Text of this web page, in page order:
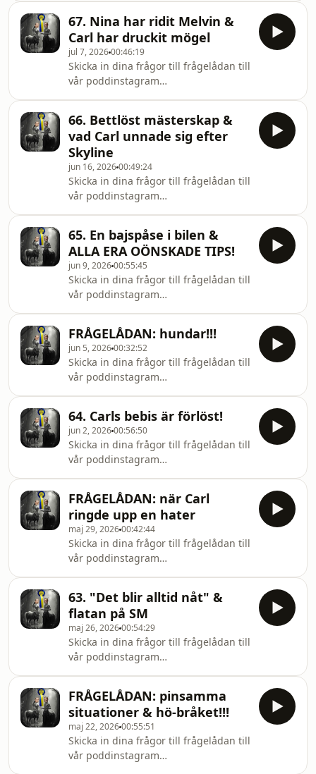
67. Nina har ridit Melvin &
Carl har druckit mögel
jul 7, 202600:46:19
Skicka in dina frågor till frågelådan till
vår poddinstagram
66. Bettlöst mästerskap &
vad Carl unnade sig efter
Skyline
jun 16, 202600:49:24
Skicka in dina frågor till frågelådan till
vår poddinstagram
65. En bajspåse i bilen &
ALLA ERA OÖNSKADE TIPS!
jun 9, 202600:55:45
Skicka in dina frågor till frågelådan till
vår poddinstagram
FRÅGELÅDAN: hundar!!!
jun 5, 202600:32:52
Skicka in dina frågor till frågelådan till
vår poddinstagram
64. Carls bebis är förlöst!
jun 2, 202600:56:50
Skicka in dina frågor till frågelådan till
vår poddinstagram
FRÅGELÅDAN: när Carl
ringde upp en hater
maj 29, 202600:42:44
Skicka in dina frågor till frågelådan till
vår poddinstagram
63. "Det blir alltid nåt" &
flatan på SM
maj 26, 202600:54:29
Skicka in dina frågor till frågelådan till
vår poddinstagram
FRÅGELÅDAN: pinsamma
situationer & hö-bråket!!!
maj 22, 202600:55:51
Skicka in dina frågor till frågelådan till
vår poddinstagram